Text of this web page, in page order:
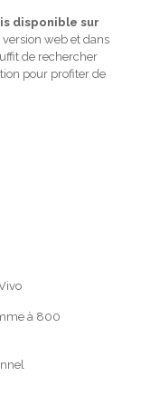
disponible sur
version web et dans
de rechercher
pour profiter de
à 800